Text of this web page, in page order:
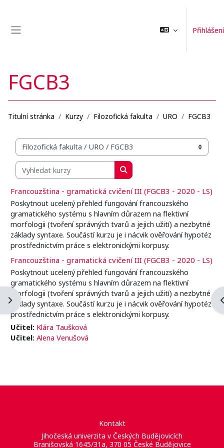
Přihlášení
Otevřít panel bloku
FGCB3
Titulní stránka Kurzy Filozofická fakulta URO FGCB3
Organizační struktura kurzů
Vyhledat kurzy
Vyhledat kurzy
Francouzština - gramatická cvičení III (FGCB3 - 2020 - LS)
Poskytnout ucelený přehled fungování francouzského
gramatického systému s hlavním důrazem na flektivní
morfologii (tvoření správných tvarů a jejich užití) a nezbytné
základy syntaxe. Součástí kurzu je i nácvik ověřování hypotéz
prostřednictvím práce s elektronickými korpusy.
Francouzština - gramatická cvičení III (FGCB3 - 2020 - LS)
Poskytnout ucelený přehled fungování francouzského
gramatického systému s hlavním důrazem na flektivní
morfologii (tvoření správných tvarů a jejich užití) a nezbytné
základy syntaxe. Součástí kurzu je i nácvik ověřování hypotéz
prostřednictvím práce s elektronickými korpusy.
Učitel: Klára Taušková
Učitel: Alena Venušová
Kontakt
Jihočeská univerzita v Českých Budějovicích
Branišovská 1645/31a, 370 05 České Budějovice